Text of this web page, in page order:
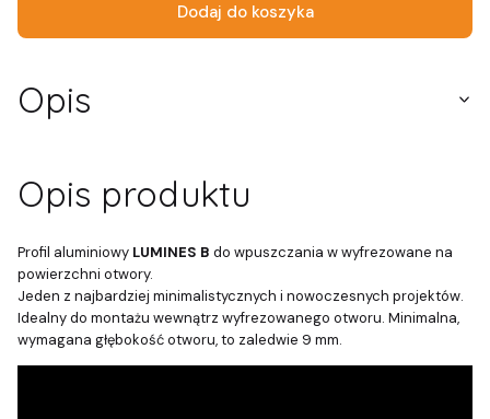
Dodaj do koszyka
Opis
Opis produktu
Profil aluminiowy LUMINES B do wpuszczania w wyfrezowane na
powierzchni otwory.
Jeden z najbardziej minimalistycznych i nowoczesnych projektów.
Idealny do montażu wewnątrz wyfrezowanego otworu. Minimalna,
wymagana głębokość otworu, to zaledwie 9 mm.